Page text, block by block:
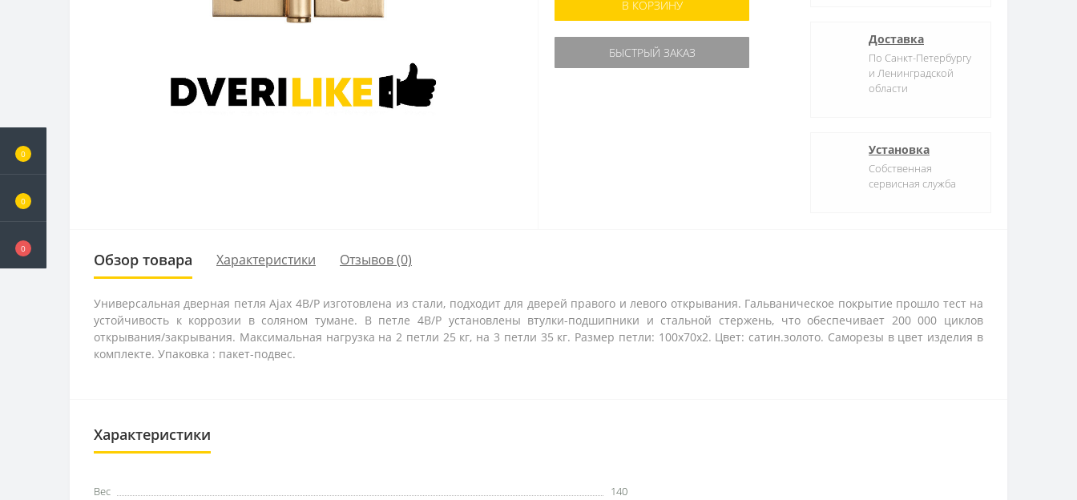
0
0
0
В КОРЗИНУ
БЫСТРЫЙ ЗАКАЗ
Доставка
По Санкт-Петербургу
и Ленинградской
области
Установка
Собственная
сервисная служба
Обзор товара Характеристики Отзывов (0)
Универсальная дверная петля Ajax 4B/P изготовлена из стали, подходит для дверей правого и левого открывания. Гальваническое покрытие прошло тест на
устойчивость к коррозии в соляном тумане. В петле 4B/P установлены втулки-подшипники и стальной стержень, что обеспечивает 200 000 циклов
открывания/закрывания. Максимальная нагрузка на 2 петли 25 кг, на 3 петли 35 кг. Размер петли: 100x70x2. Цвет: сатин.золото. Саморезы в цвет изделия в
комплекте. Упаковка : пакет-подвес.
Характеристики
Вес
140